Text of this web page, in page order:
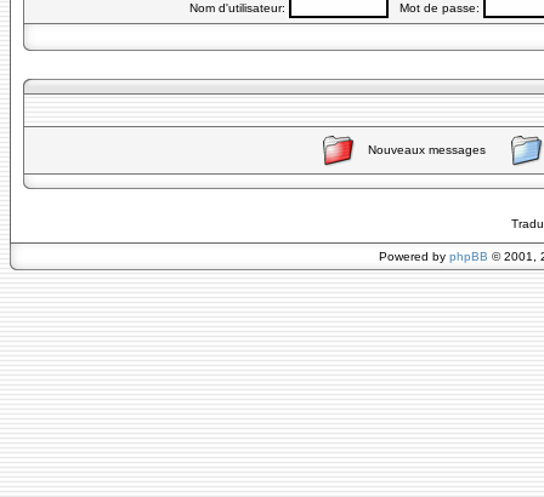
Nom d'utilisateur: Mot de passe:
Nouveaux messages
Powered by phpBB © 2001,